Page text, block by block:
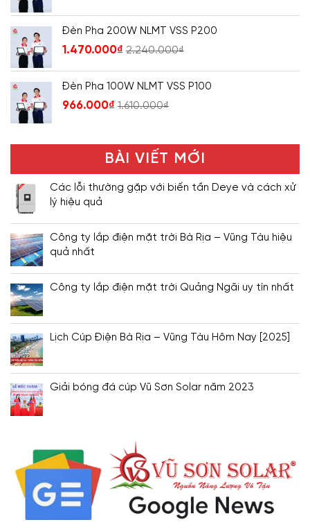
Đèn Pha 200W NLMT VSS P200
1.470.000₫ 2.240.000₫
Đèn Pha 100W NLMT VSS P100
966.000₫ 1.610.000₫
BÀI VIẾT MỚI
Các lỗi thường gặp với biến tần Deye và cách xử
lý hiệu quả
Công ty lắp điện mặt trời Bà Rịa – Vũng Tàu hiệu
quả nhất
Công ty lắp điện mặt trời Quảng Ngãi uy tín nhất
Lịch Cúp Điện Bà Rịa – Vũng Tàu Hôm Nay [2025]
Giải bóng đá cúp Vũ Sơn Solar năm 2023